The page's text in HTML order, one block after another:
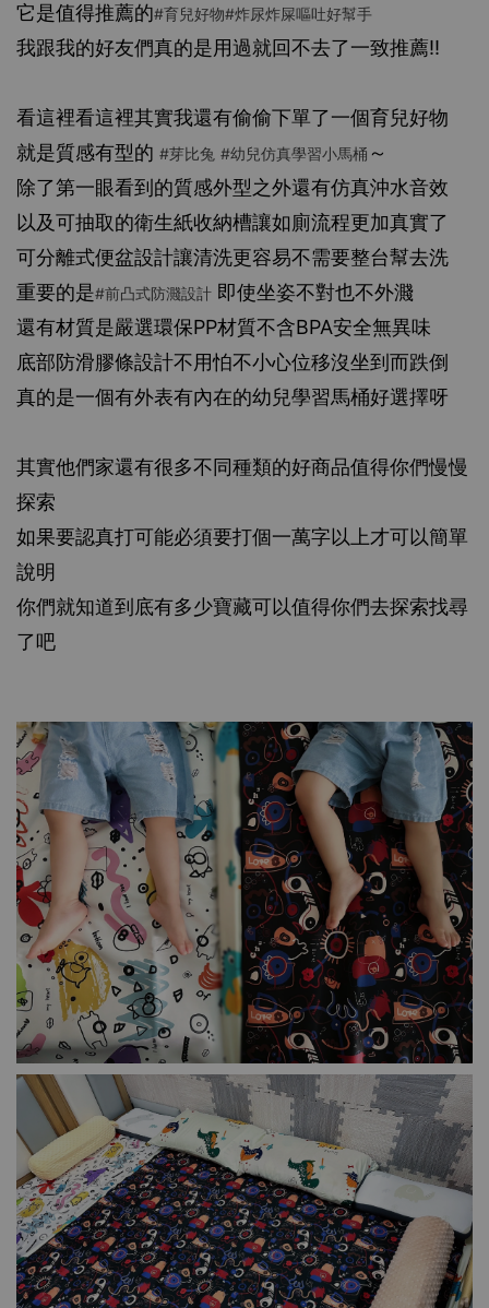
它是值得推薦的#育兒好物#炸尿炸屎嘔吐好幫手
我跟我的好友們真的是用過就回不去了一致推薦‼️
看這裡看這裡其實我還有偷偷下單了一個育兒好物
就是質感有型的 #芽比兔 #幼兒仿真學習小馬桶 ～
除了第一眼看到的質感外型之外還有仿真沖水音效
以及可抽取的衛生紙收納槽讓如廁流程更加真實了
可分離式便盆設計讓清洗更容易不需要整台幫去洗
重要的是#前凸式防濺設計 即使坐姿不對也不外濺
還有材質是嚴選環保PP材質不含BPA安全無異味
底部防滑膠條設計不用怕不小心位移沒坐到而跌倒
真的是一個有外表有內在的幼兒學習馬桶好選擇呀
其實他們家還有很多不同種類的好商品值得你們慢慢
探索
如果要認真打可能必須要打個一萬字以上才可以簡單
說明
你們就知道到底有多少寶藏可以值得你們去探索找尋
了吧